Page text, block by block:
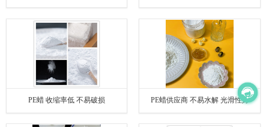
PE蜡 收缩率低 不易破损 PE蜡供应商 不易水解 光滑性好